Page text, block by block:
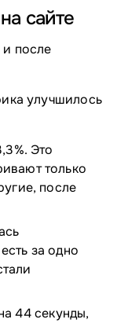
сайте
после
улучшилось
Это
только
после
за одно
44 секунды,